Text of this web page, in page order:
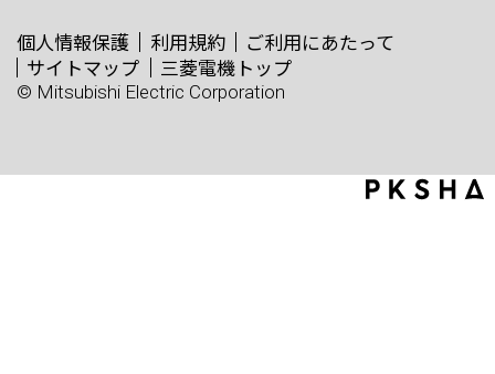
個人情報保護 利用規約
ご利用にあたって
サイトマップ
三菱電機トップ
© Mitsubishi Electric Corporation